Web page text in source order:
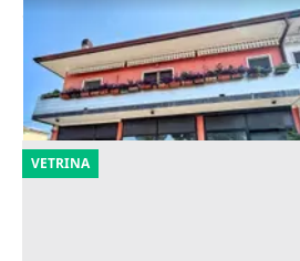
Zevio (Verona)
120.180 €
29/09/2026
VETRINA